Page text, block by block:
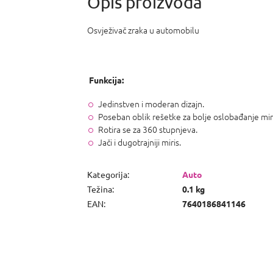
Osvježivač zraka u automobilu
Funkcija:
Jedinstven i moderan dizajn.
Poseban oblik rešetke za bolje oslobađanje
Rotira se za 360 stupnjeva.
Jači i dugotrajniji miris.
Kategorija:
Auto
Težina:
0.1 kg
EAN: 7640186841146